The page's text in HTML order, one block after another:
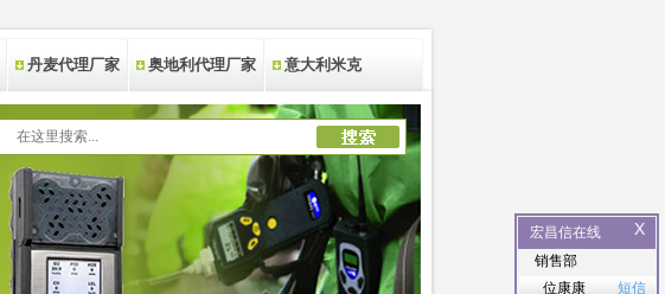
丹麦代理厂家 奥地利代理厂家 意大利米克
X
宏昌信在线
销售部
短信
位康康